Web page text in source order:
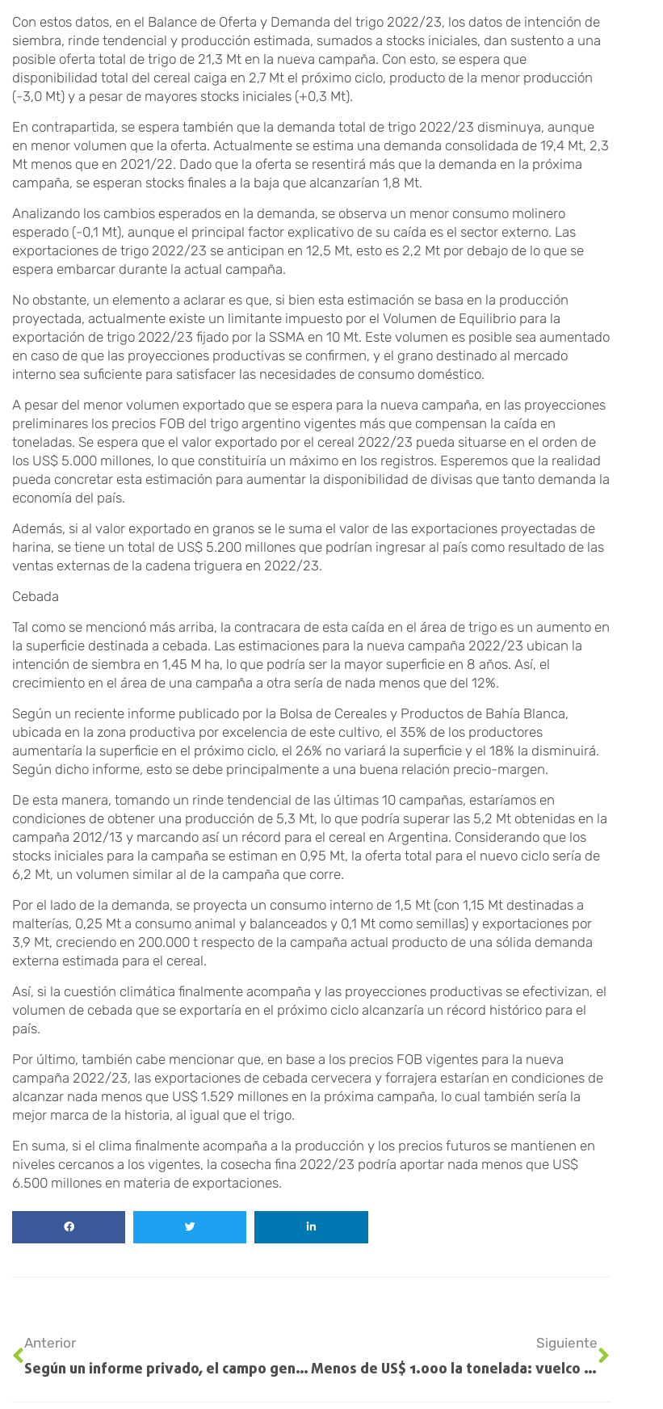
Con estos datos, en el Balance de Oferta y Demanda del trigo 2022/23, los datos de intención de
siembra, rinde tendencial y producción estimada, sumados a stocks iniciales, dan sustento a una
posible oferta total de trigo de 21,3 Mt en la nueva campaña. Con esto, se espera que
disponibilidad total del cereal caiga en 2,7 Mt el próximo ciclo, producto de la menor producción
(-3,0 Mt) y a pesar de mayores stocks iniciales (+0,3 Mt).
En contrapartida, se espera también que la demanda total de trigo 2022/23 disminuya, aunque
en menor volumen que la oferta. Actualmente se estima una demanda consolidada de 19,4 Mt, 2,3
Mt menos que en 2021/22. Dado que la oferta se resentirá más que la demanda en la próxima
campaña, se esperan stocks finales a la baja que alcanzarían 1,8 Mt.
Analizando los cambios esperados en la demanda, se observa un menor consumo molinero
esperado (-0,1 Mt), aunque el principal factor explicativo de su caída es el sector externo. Las
exportaciones de trigo 2022/23 se anticipan en 12,5 Mt, esto es 2,2 Mt por debajo de lo que se
espera embarcar durante la actual campaña.
No obstante, un elemento a aclarar es que, si bien esta estimación se basa en la producción
proyectada, actualmente existe un limitante impuesto por el Volumen de Equilibrio para la
exportación de trigo 2022/23 fijado por la SSMA en 10 Mt. Este volumen es posible sea aumentado
en caso de que las proyecciones productivas se confirmen, y el grano destinado al mercado
interno sea suficiente para satisfacer las necesidades de consumo doméstico.
A pesar del menor volumen exportado que se espera para la nueva campaña, en las proyecciones
preliminares los precios FOB del trigo argentino vigentes más que compensan la caída en
toneladas. Se espera que el valor exportado por el cereal 2022/23 pueda situarse en el orden de
los US$ 5.000 millones, lo que constituiría un máximo en los registros. Esperemos que la realidad
pueda concretar esta estimación para aumentar la disponibilidad de divisas que tanto demanda la
economía del país.
Además, si al valor exportado en granos se le suma el valor de las exportaciones proyectadas de
harina, se tiene un total de US$ 5.200 millones que podrían ingresar al país como resultado de las
ventas externas de la cadena triguera en 2022/23.
Cebada
Tal como se mencionó más arriba, la contracara de esta caída en el área de trigo es un aumento en
la superficie destinada a cebada. Las estimaciones para la nueva campaña 2022/23 ubican la
intención de siembra en 1,45 M ha, lo que podría ser la mayor superficie en 8 años. Así, el
crecimiento en el área de una campaña a otra sería de nada menos que del 12%.
Según un reciente informe publicado por la Bolsa de Cereales y Productos de Bahía Blanca,
ubicada en la zona productiva por excelencia de este cultivo, el 35% de los productores
aumentaría la superficie en el próximo ciclo, el 26% no variará la superficie y el 18% la disminuirá.
Según dicho informe, esto se debe principalmente a una buena relación precio-margen.
De esta manera, tomando un rinde tendencial de las últimas 10 campañas, estaríamos en
condiciones de obtener una producción de 5,3 Mt, lo que podría superar las 5,2 Mt obtenidas en la
campaña 2012/13 y marcando así un récord para el cereal en Argentina. Considerando que los
stocks iniciales para la campaña se estiman en 0,95 Mt, la oferta total para el nuevo ciclo sería de
6,2 Mt, un volumen similar al de la campaña que corre.
Por el lado de la demanda, se proyecta un consumo interno de 1,5 Mt (con 1,15 Mt destinadas a
malterías, 0,25 Mt a consumo animal y balanceados y 0,1 Mt como semillas) y exportaciones por
3,9 Mt, creciendo en 200.000 t respecto de la campaña actual producto de una sólida demanda
externa estimada para el cereal.
Así, si la cuestión climática finalmente acompaña y las proyecciones productivas se efectivizan, el
volumen de cebada que se exportaría en el próximo ciclo alcanzaría un récord histórico para el
país.
Por último, también cabe mencionar que, en base a los precios FOB vigentes para la nueva
campaña 2022/23, las exportaciones de cebada cervecera y forrajera estarían en condiciones de
alcanzar nada menos que US$ 1.529 millones en la próxima campaña, lo cual también sería la
mejor marca de la historia, al igual que el trigo.
En suma, si el clima finalmente acompaña a la producción y los precios futuros se mantienen en
niveles cercanos a los vigentes, la cosecha fina 2022/23 podría aportar nada menos que US$
6.500 millones en materia de exportaciones.
Anterior
Según un informe privado, el campo generó USD 1 de cada USD 4 del PBI de la Argentina en 2021
Siguiente
Menos de US$ 1.000 la tonelada: vuelco importante para los fertilizantes en un momento clave para el trigo